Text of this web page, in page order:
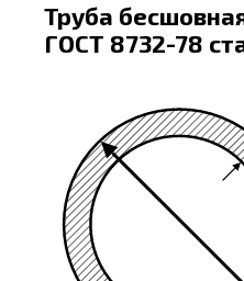
Труба
ГОСТ 8732-78